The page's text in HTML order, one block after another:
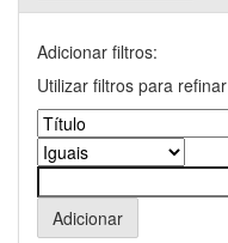
Adicionar filtros:
Utilizar filtros para